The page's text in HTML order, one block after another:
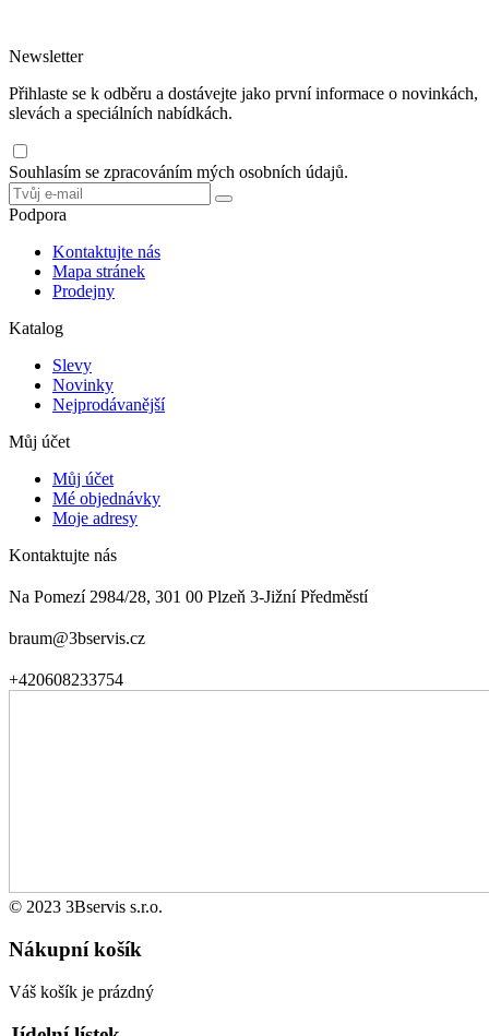
Newsletter
Přihlaste se k odběru a dostávejte jako první informace o novinkách,
slevách a speciálních nabídkách.
Souhlasím se zpracováním mých osobních údajů.
Podpora
Kontaktujte nás
Mapa stránek
Prodejny
Katalog
Slevy
Novinky
Nejprodávanější
Můj účet
Můj účet
Mé objednávky
Moje adresy
Kontaktujte nás
Na Pomezí 2984/28, 301 00 Plzeň 3-Jižní Předměstí
braum@3bservis.cz
+420608233754
© 2023 3Bservis s.r.o.
Nákupní košík
Váš košík je prázdný